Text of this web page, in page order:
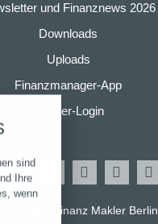
und Finanznews 2026
Downloads
Uploads
Finanzmanager-App
Partner-Login
AMB Allfinanz Makler Berlin
sind
Ihre
wenn
zu